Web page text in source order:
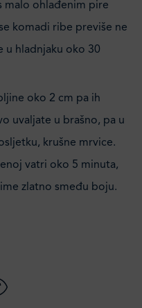
malo ohlađenim pire
komadi ribe previše ne
u hladnjaku oko 30
oko 2 cm pa ih
uvaljate u brašno, pa u
krušne mrvice.
vatri oko 5 minuta,
zlatno smeđu boju.